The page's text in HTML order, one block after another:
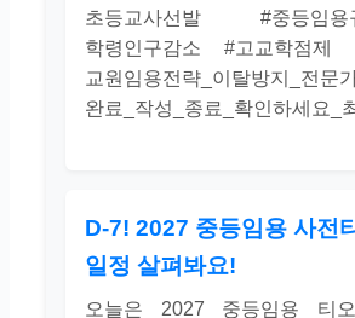
초등교사선발 #중등
학령인구감소 #고교학점
교원임용전략_이탈방지_전문
완료_작성_종료_확인하세요_
D-7! 2027 중등임용 사전
일정 살펴봐요!
오늘은 2027 중등임용 티오,